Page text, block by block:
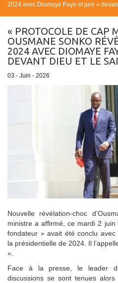
2024 avec Diomaye Faye et jure «
« PROTOCOLE DE CAP
OUSMANE SONKO
2024 AVEC DIOMAYE
DEVANT DIEU ET LE
03 - Juin - 2026
Nouvelle révélation-choc
ministre a affirmé, ce mardi 2 juin
fondateur » avait été conclu
la présidentielle de 2024. Il
».
Face à la presse, le leader
discussions se sont tenues